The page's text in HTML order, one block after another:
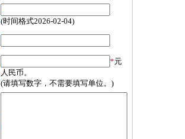
(时间格式2026-02-04)
*元
人民币。
(请填写数字，不需要填写单位。)